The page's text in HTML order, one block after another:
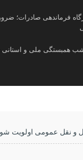
فرماندهی صادرات؛
همبستگی ملی و استانی
و نقل عمومی اولویت